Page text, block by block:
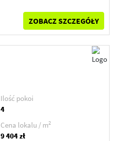
ZOBACZ SZCZEGÓŁY
Ilość pokoi
4
Cena lokalu / m2
9 404 zł